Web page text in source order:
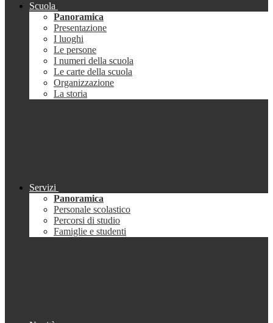
Scuola
Panoramica
Presentazione
I luoghi
Le persone
I numeri della scuola
Le carte della scuola
Organizzazione
La storia
Servizi
Panoramica
Personale scolastico
Percorsi di studio
Famiglie e studenti